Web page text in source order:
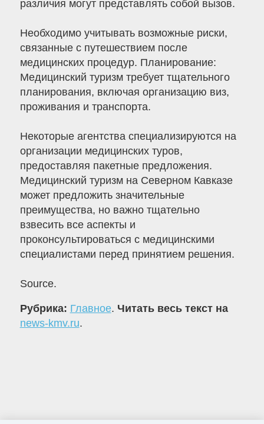
различия могут представлять собой вызов.
Необходимо учитывать возможные риски,
связанные с путешествием после
медицинских процедур. Планирование:
Медицинский туризм требует тщательного
планирования, включая организацию виз,
проживания и транспорта.
Некоторые агентства специализируются на
организации медицинских туров,
предоставляя пакетные предложения.
Медицинский туризм на Северном Кавказе
может предложить значительные
преимущества, но важно тщательно
взвесить все аспекты и
проконсультироваться с медицинскими
специалистами перед принятием решения.
Source.
Рубрика: Главное. Читать весь текст на
news-kmv.ru.